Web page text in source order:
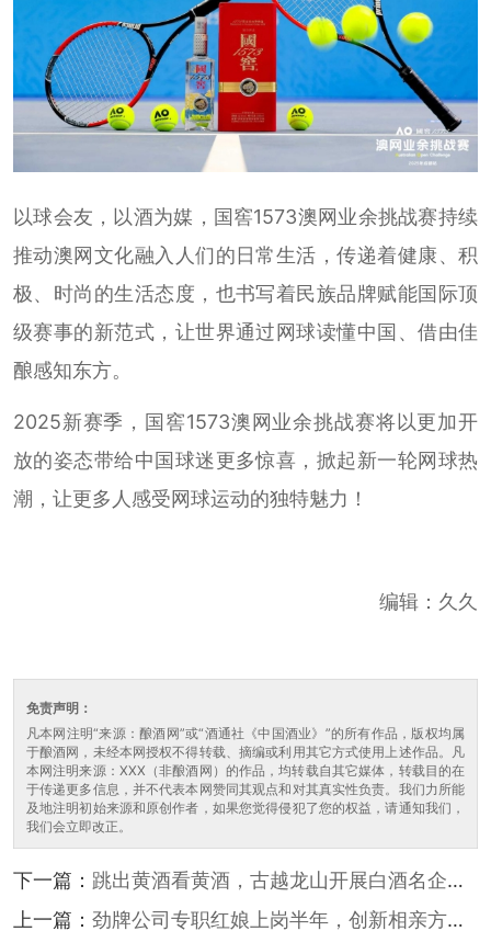
以球会友，以酒为媒，国窖1573澳网业余挑战赛持续
推动澳网文化融入人们的日常生活，传递着健康、积
极、时尚的生活态度，也书写着民族品牌赋能国际顶
级赛事的新范式，让世界通过网球读懂中国、借由佳
酿感知东方。
2025新赛季，国窖1573澳网业余挑战赛将以更加开
放的姿态带给中国球迷更多惊喜，掀起新一轮网球热
潮，让更多人感受网球运动的独特魅力！
编辑：久久
免责声明：
凡本网注明“来源：酿酒网”或“酒通社《中国酒业》”的所有作品，版权均属
于酿酒网，未经本网授权不得转载、摘编或利用其它方式使用上述作品。凡
本网注明来源：XXX（非酿酒网）的作品，均转载自其它媒体，转载目的在
于传递更多信息，并不代表本网赞同其观点和对其真实性负责。我们力所能
及地注明初始来源和原创作者，如果您觉得侵犯了您的权益，请通知我们，
我们会立即改正。
下一篇： 跳出黄酒看黄酒，古越龙山开展白酒名企学
习考察活动
上一篇： 劲牌公司专职红娘上岗半年，创新相亲方式